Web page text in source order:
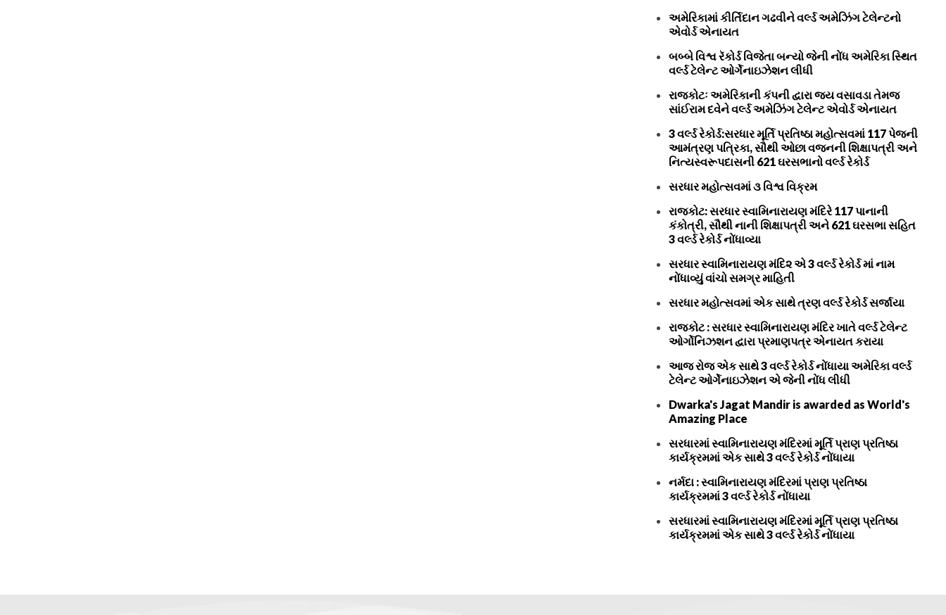
અમેરિકામાં કીર્તિદાન ગઢવીને વર્લ્ડ અમેઝિંગ ટેલેન્ટનો
એવોર્ડ એનાયત
બબ્બે વિશ્વ રૅકોર્ડ વિજેતા બન્યો જેની નોંધ અમેરિકા સ્થિત
વર્લ્ડ ટેલેન્ટ ઓર્ગેનાઇઝેશન લીધી
રાજકોટઃ અમેરિકાની કંપની દ્વારા જય વસાવડા તેમજ
સાંઈરામ દવેને વર્લ્ડ અમેઝિંગ ટેલેન્ટ એવોર્ડ એનાયત
3 વર્લ્ડ રેકોર્ડ:સરધાર મૂર્તિ પ્રતિષ્ઠા મહોત્સવમાં 117 પેજની
આમંત્રણ પત્રિકા, સૌથી ઓછા વજનની શિક્ષાપત્રી અને
નિત્યસ્વરૂપદાસની 621 ઘરસભાનો વર્લ્ડ રેકોર્ડ
સરધાર મહોત્સવમાં ૩ વિશ્વ વિક્રમ
રાજકોટ: સરધાર સ્વામિનારાયણ મંદિરે 117 પાનાની
કંકોત્રી, સૌથી નાની શિક્ષાપત્રી અને 621 ઘરસભા સહિત
3 વર્લ્ડ રેકોર્ડ નોંધાવ્યા
સરધાર સ્વામિનારાયણ મંદિ૨ એ 3 વર્લ્ડ રેકોર્ડ માં નામ
નોંધાવ્યું વાંચો સમગ્ર માહિતી
સરધાર મહોત્સવમાં એક સાથે ત્રણ વર્લ્ડ રેકોર્ડ સર્જાયા
રાજકોટ : સરધાર સ્વામિનારાયણ મંદિર ખાતે વર્લ્ડ ટેલેન્ટ
ઓર્ગોનિઝશન દ્વારા પ્રમાણપત્ર એનાયત કરાયા
આજ રોજ એક સાથે 3 વર્લ્ડ રેકોર્ડ નોંધાયા અમેરિકા વર્લ્ડ
ટેલેન્ટ ઓર્ગેનાઇઝેશન એ જેની નોંધ લીધી
Dwarka's Jagat Mandir is awarded as World's
Amazing Place
સરધારમાં સ્વામિનારાયણ મંદિરમાં મૂર્તિ પ્રાણ પ્રતિષ્ઠા
કાર્યક્રમમાં એક સાથે 3 વર્લ્ડ રેકોર્ડ નોંધાયા
નર્મદા : સ્વામિનારાયણ મંદિરમાં પ્રાણ પ્રતિષ્ઠા
કાર્યક્રમમાં 3 વર્લ્ડ રેકોર્ડ નોંધાયા
સરધારમાં સ્વામિનારાયણ મંદિરમાં મૂર્તિ પ્રાણ પ્રતિષ્ઠા
કાર્યક્રમમાં એક સાથે 3 વર્લ્ડ રેકોર્ડ નોંધાયા